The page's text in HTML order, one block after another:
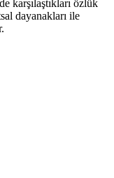
karşılaştıkları özlük
dayanakları ile